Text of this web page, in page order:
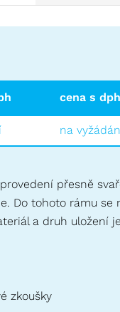
cena s dph
na
přesně
Do tohoto rámu se
a druh uložení
zkoušky